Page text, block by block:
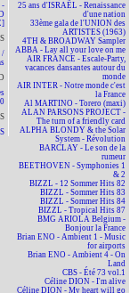
-
/
25 ans d'ISRAËL - Renaissance
d'une nation
33ème gala de l'UNION des
ARTISTES (1963)
4TH & BROADWAY Sampler
ABBA - Lay all your love on me
AIR FRANCE - Escale-Party,
vacances dansantes autour du
monde
AIR INTER - Notre monde c'est
la France
Al MARTINO - Torero (maxi)
ALAN PARSONS PROJECT -
The turn of a friendly card
ALPHA BLONDY & the Solar
System - Révolution
BARCLAY - Le son de la
rumeur
BEETHOVEN - Symphonies 1
& 2
BIZZL - 12 Sommer Hits 82
BIZZL - Sommer Hits 83
BIZZL - Sommer Hits 84
BIZZL - Tropical Hits 87
BMG ARIOLA Belgium -
Bonjour la France
Brian ENO - Ambient 1 - Music
for airports
Brian ENO - Ambient 4 - On
Land
CBS - Été 73 vol.1
Céline DION - I'm alive
Céline DION - My heart will go